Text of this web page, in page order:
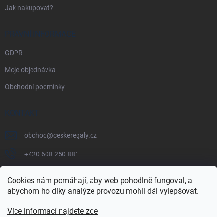
Cookies nám pomáhají, aby web pohodlně fungoval, a
abychom ho díky analýze provozu mohli dál vylepšovat.
Více informací najdete zde
Jak nakupovat?
PRÁVNÍ INFORMACE
GDPR
Moje objednávka
Obchodní podmínky
KONTAKT
obchod@ceskeregaly.cz
+420 608 250 881